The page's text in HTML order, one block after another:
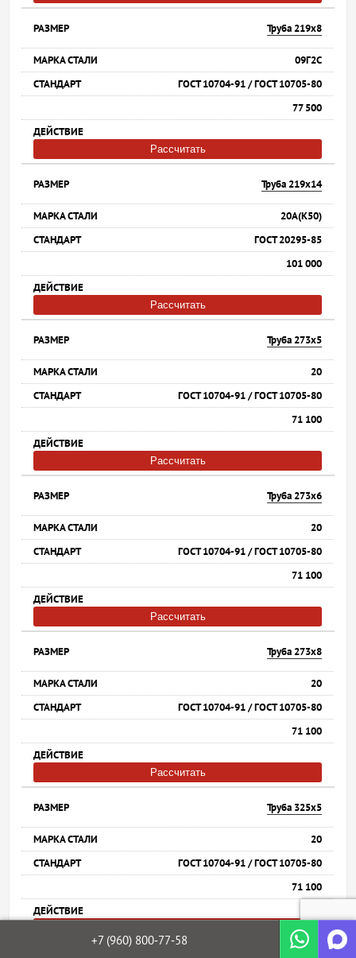
+7 (960) 800‐77‐58
Труба 219х8
09Г2С
ГОСТ 10704-91 / ГОСТ 10705-80
77 500
Рассчитать
Труба 219х14
20А(К50)
ГОСТ 20295-85
101 000
Рассчитать
Труба 273х5
20
ГОСТ 10704-91 / ГОСТ 10705-80
71 100
Рассчитать
Труба 273х6
20
ГОСТ 10704-91 / ГОСТ 10705-80
71 100
Рассчитать
Труба 273х8
20
ГОСТ 10704-91 / ГОСТ 10705-80
71 100
Рассчитать
Труба 325х5
20
ГОСТ 10704-91 / ГОСТ 10705-80
71 100